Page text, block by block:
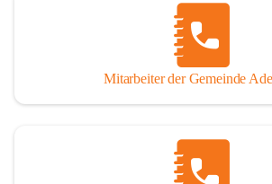
Mitarbeiter der Gemeinde